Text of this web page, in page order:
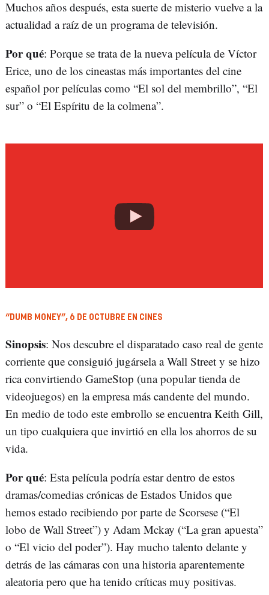
Muchos años después, esta suerte de misterio vuelve a la
actualidad a raíz de un programa de televisión.
Por qué: Porque se trata de la nueva película de Víctor
Erice, uno de los cineastas más importantes del cine
español por películas como “El sol del membrillo”, “El
sur” o “El Espíritu de la colmena”.
“DUMB MONEY”, 6 DE OCTUBRE EN CINES
Sinopsis: Nos descubre el disparatado caso real de gente
corriente que consiguió jugársela a Wall Street y se hizo
rica convirtiendo GameStop (una popular tienda de
videojuegos) en la empresa más candente del mundo.
En medio de todo este embrollo se encuentra Keith Gill,
un tipo cualquiera que invirtió en ella los ahorros de su
vida.
Por qué: Esta película podría estar dentro de estos
dramas/comedias crónicas de Estados Unidos que
hemos estado recibiendo por parte de Scorsese (“El
lobo de Wall Street”) y Adam Mckay (“La gran apuesta”
o “El vicio del poder”). Hay mucho talento delante y
detrás de las cámaras con una historia aparentemente
aleatoria pero que ha tenido críticas muy positivas.